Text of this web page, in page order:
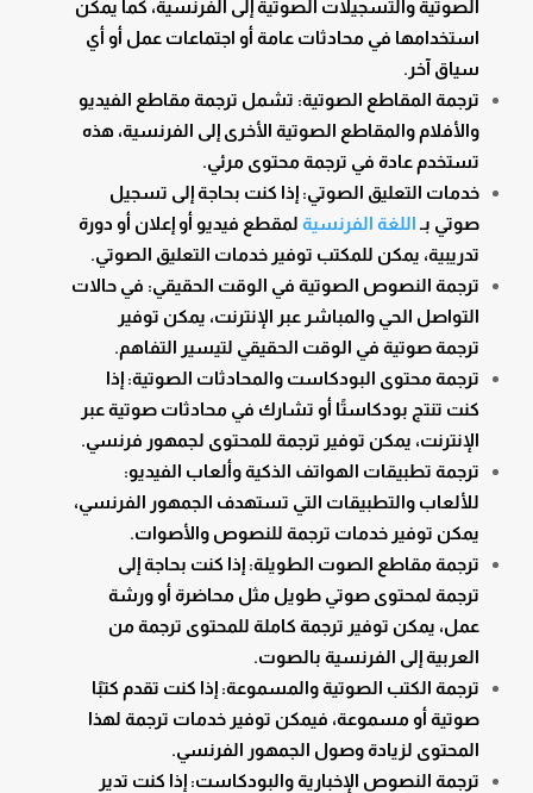
الصوتية والتسجيلات الصوتية إلى الفرنسية، كما يمكن
استخدامها في محادثات عامة أو اجتماعات عمل أو أي
سياق آخر.
ترجمة المقاطع الصوتية: تشمل ترجمة مقاطع الفيديو
والأفلام والمقاطع الصوتية الأخرى إلى الفرنسية، هذه
تستخدم عادة في ترجمة محتوى مرئي.
خدمات التعليق الصوتي: إذا كنت بحاجة إلى تسجيل
صوتي بـ اللغة الفرنسيةلمقطع فيديو أو إعلان أو دورة
تدريبية، يمكن للمكتب توفير خدمات التعليق الصوتي.
ترجمة النصوص الصوتية في الوقت الحقيقي: في حالات
التواصل الحي والمباشر عبر الإنترنت، يمكن توفير
ترجمة صوتية في الوقت الحقيقي لتيسير التفاهم.
ترجمة محتوى البودكاست والمحادثات الصوتية: إذا
كنت تنتج بودكاستًا أو تشارك في محادثات صوتية عبر
الإنترنت، يمكن توفير ترجمة للمحتوى لجمهور فرنسي.
ترجمة تطبيقات الهواتف الذكية وألعاب الفيديو:
للألعاب والتطبيقات التي تستهدف الجمهور الفرنسي،
يمكن توفير خدمات ترجمة للنصوص والأصوات.
ترجمة مقاطع الصوت الطويلة: إذا كنت بحاجة إلى
ترجمة لمحتوى صوتي طويل مثل محاضرة أو ورشة
عمل، يمكن توفير ترجمة كاملة للمحتوى ترجمة من
العربية إلى الفرنسية بالصوت.
ترجمة الكتب الصوتية والمسموعة: إذا كنت تقدم كتبًا
صوتية أو مسموعة، فيمكن توفير خدمات ترجمة لهذا
المحتوى لزيادة وصول الجمهور الفرنسي.
ترجمة النصوص الإخبارية والبودكاست: إذا كنت تدير